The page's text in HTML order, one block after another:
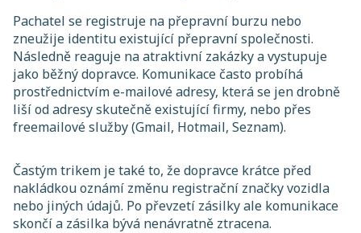
Pachatel se registruje na přepravní burzu nebo
zneužije identitu existující přepravní společnosti.
Následně reaguje na atraktivní zakázky a vystupuje
jako běžný dopravce. Komunikace často probíhá
prostřednictvím e-mailové adresy, která se jen drobně
liší od adresy skutečně existující firmy, nebo přes
freemailové služby (Gmail, Hotmail, Seznam).
Častým trikem je také to, že dopravce krátce před
nakládkou oznámí změnu registrační značky vozidla
nebo jiných údajů. Po převzetí zásilky ale komunikace
skončí a zásilka bývá nenávratně ztracena.